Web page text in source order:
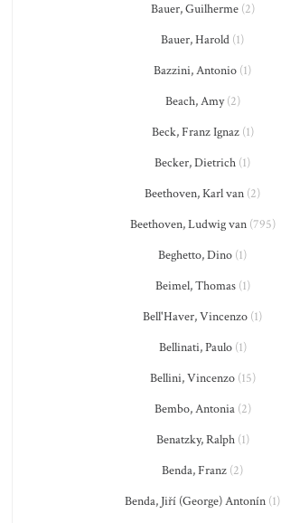
Bauer, Guilherme(2)
Bauer, Harold (1)
Bazzini, Antonio (1)
Beach, Amy(2)
Beck, Franz Ignaz(1)
Becker, Dietrich (1)
Beethoven, Karl van (2)
Beethoven, Ludwig van(795)
Beghetto, Dino (1)
Beimel, Thomas(1)
Bell'Haver, Vincenzo (1)
Bellinati, Paulo(1)
Bellini, Vincenzo(15)
Bembo, Antonia(2)
Benatzky, Ralph(1)
Benda, Franz (2)
Benda, Jiří (George) Antonín (1)